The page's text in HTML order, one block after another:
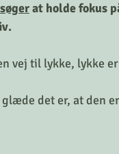
at holde fokus
vej til lykke, lykke
det er, at den